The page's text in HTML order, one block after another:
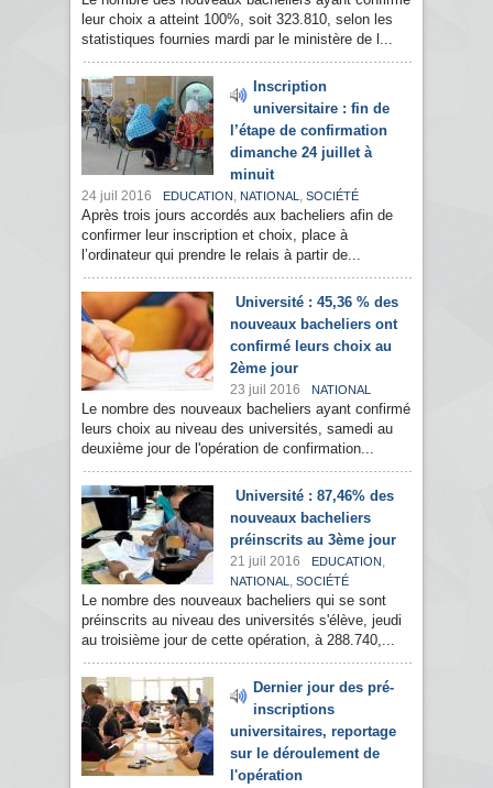
leur choix a atteint 100%, soit 323.810, selon les
statistiques fournies mardi par le ministère de l...
Inscription
universitaire : fin de
l’étape de confirmation
dimanche 24 juillet à
minuit
24 juil 2016 EDUCATION , NATIONAL , SOCIÉTÉ
Après trois jours accordés aux bacheliers afin de
confirmer leur inscription et choix, place à
l’ordinateur qui prendre le relais à partir de...
Université : 45,36 % des
nouveaux bacheliers ont
confirmé leurs choix au
2ème jour
23 juil 2016 NATIONAL
Le nombre des nouveaux bacheliers ayant confirmé
leurs choix au niveau des universités, samedi au
deuxième jour de l'opération de confirmation...
Université : 87,46% des
nouveaux bacheliers
préinscrits au 3ème jour
21 juil 2016 EDUCATION ,
NATIONAL , SOCIÉTÉ
Le nombre des nouveaux bacheliers qui se sont
préinscrits au niveau des universités s'élève, jeudi
au troisième jour de cette opération, à 288.740,...
Dernier jour des pré-
inscriptions
universitaires, reportage
sur le déroulement de
l'opération